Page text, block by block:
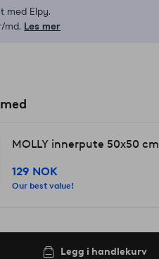
med Elpy.
md. Les mer
MOLLY innerpute 50x50 cm
129 NOK
Our best value!
Legg i handlekurv